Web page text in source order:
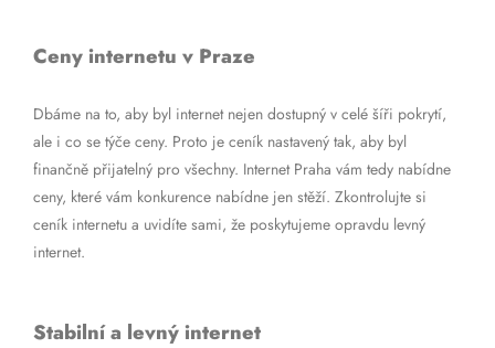
Ceny internetu v Praze
Dbáme na to, aby byl internet nejen dostupný v celé šíři pokrytí,
ale i co se týče ceny. Proto je ceník nastavený tak, aby byl
finančně přijatelný pro všechny. Internet Praha vám tedy nabídne
ceny, které vám konkurence nabídne jen stěží. Zkontrolujte si
ceník internetu a uvidíte sami, že poskytujeme opravdu levný
internet.
Stabilní a levný internet